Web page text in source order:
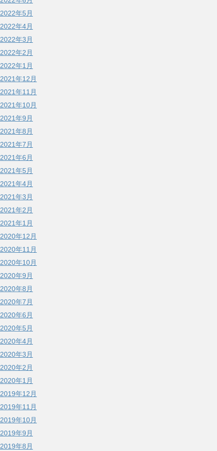
2022年5月
2022年4月
2022年3月
2022年2月
2022年1月
2021年12月
2021年11月
2021年10月
2021年9月
2021年8月
2021年7月
2021年6月
2021年5月
2021年4月
2021年3月
2021年2月
2021年1月
2020年12月
2020年11月
2020年10月
2020年9月
2020年8月
2020年7月
2020年6月
2020年5月
2020年4月
2020年3月
2020年2月
2020年1月
2019年12月
2019年11月
2019年10月
2019年9月
2019年8月